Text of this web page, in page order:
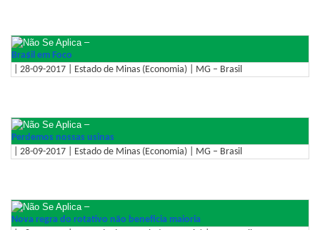
–
Bra$il em Foco
| 28-09-2017 | Estado de Minas (Economia) | MG – Brasil
–
Perdemos nossas usinas
| 28-09-2017 | Estado de Minas (Economia) | MG – Brasil
–
Nova regra do rotativo não beneficia maioria